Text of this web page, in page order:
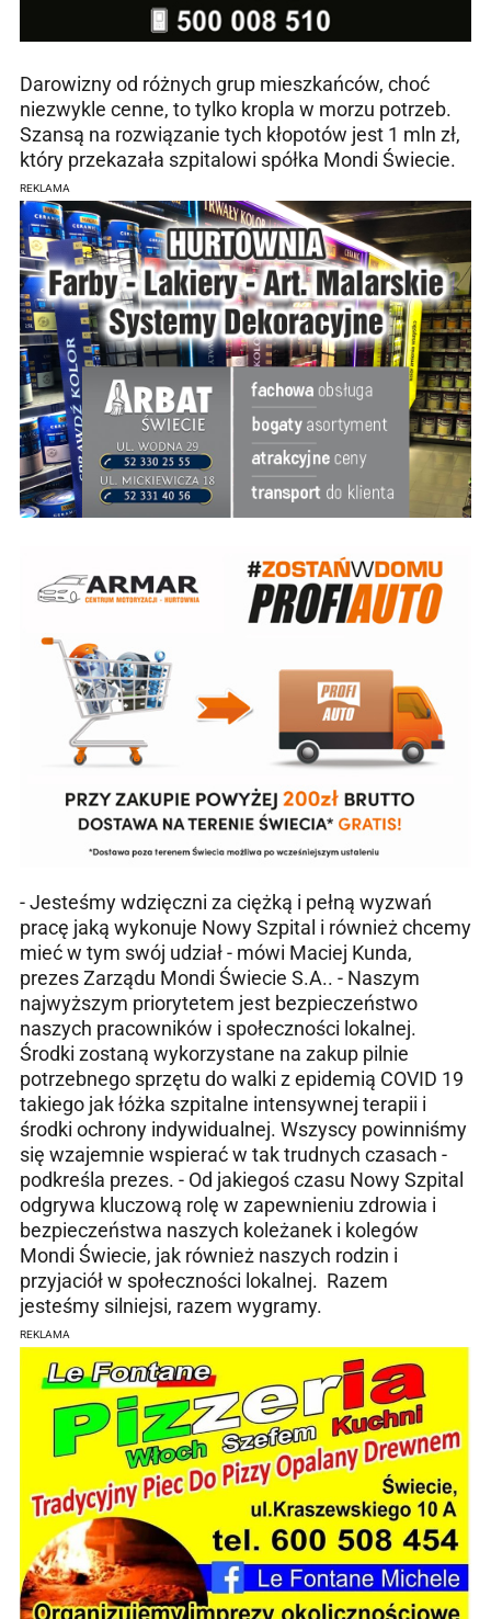
Darowizny od różnych grup mieszkańców, choć
niezwykle cenne, to tylko kropla w morzu potrzeb.
Szansą na rozwiązanie tych kłopotów jest 1 mln zł,
który przekazała szpitalowi spółka Mondi Świecie.
REKLAMA
- Jesteśmy wdzięczni za ciężką i pełną wyzwań
pracę jaką wykonuje Nowy Szpital i również chcemy
mieć w tym swój udział - mówi Maciej Kunda,
prezes Zarządu Mondi Świecie S.A.. - Naszym
najwyższym priorytetem jest bezpieczeństwo
naszych pracowników i społeczności lokalnej.
Środki zostaną wykorzystane na zakup pilnie
potrzebnego sprzętu do walki z epidemią COVID 19
takiego jak łóżka szpitalne intensywnej terapii i
środki ochrony indywidualnej. Wszyscy powinniśmy
się wzajemnie wspierać w tak trudnych czasach -
podkreśla prezes. - Od jakiegoś czasu Nowy Szpital
odgrywa kluczową rolę w zapewnieniu zdrowia i
bezpieczeństwa naszych koleżanek i kolegów
Mondi Świecie, jak również naszych rodzin i
przyjaciół w społeczności lokalnej. Razem
jesteśmy silniejsi, razem wygramy.
REKLAMA